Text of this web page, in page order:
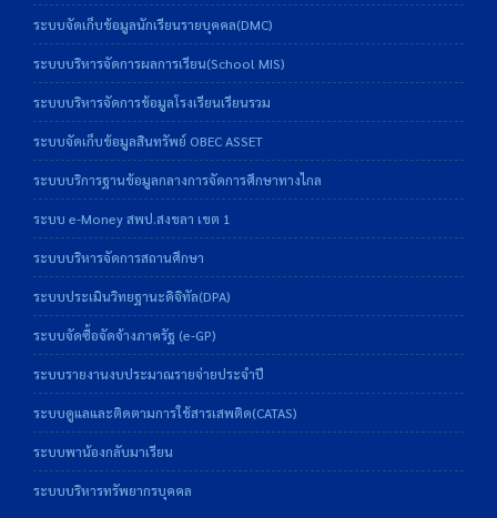
ระบบจัดเก็บข้อมูลนักเรียนรายบุคคล(DMC)
ระบบบริหารจัดการผลการเรียน(School MIS)
ระบบบริหารจัดการข้อมูลโรงเรียนเรียนรวม
ระบบจัดเก็บข้อมูลสินทรัพย์ OBEC ASSET
ระบบบริการฐานข้อมูลกลางการจัดการศึกษาทางไกล
ระบบ e-Money สพป.สงขลา เขต 1
ระบบบริหารจัดการสถานศึกษา
ระบบประเมินวิทยฐานะดิจิทัล(DPA)
ระบบจัดซื้อจัดจ้างภาครัฐ (e-GP)
ระบบรายงานงบประมาณรายจ่ายประจำปี
ระบบดูแลและติดตามการใช้สารเสพติด(CATAS)
ระบบพาน้องกลับมาเรียน
ระบบบริหารทรัพยากรบุคคล